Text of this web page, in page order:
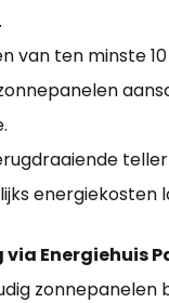
van ten minste
energiekosten
via Energiehuis
zonnepanelen